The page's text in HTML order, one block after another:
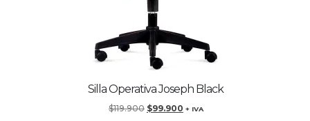
Silla Operativa Joseph Black
$119.900 $99.900 + IVA